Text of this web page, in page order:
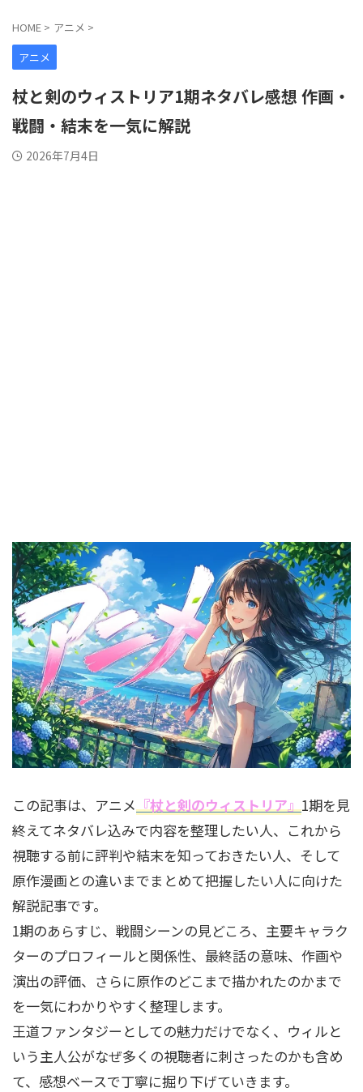
HOME > アニメ >
アニメ
杖と剣のウィストリア1期ネタバレ感想 作画・
戦闘・結末を一気に解説
2026年7月4日
この記事は、アニメ『杖と剣のウィストリア』1期を見
終えてネタバレ込みで内容を整理したい人、これから
視聴する前に評判や結末を知っておきたい人、そして
原作漫画との違いまでまとめて把握したい人に向けた
解説記事です。
1期のあらすじ、戦闘シーンの見どころ、主要キャラク
ターのプロフィールと関係性、最終話の意味、作画や
演出の評価、さらに原作のどこまで描かれたのかまで
を一気にわかりやすく整理します。
王道ファンタジーとしての魅力だけでなく、ウィルと
いう主人公がなぜ多くの視聴者に刺さったのかも含め
て、感想ベースで丁寧に掘り下げていきます。